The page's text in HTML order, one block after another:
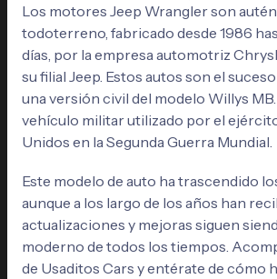
Los motores Jeep Wrangler son
todoterreno, fabricado desde 1986
días, por la empresa automotriz
su filial Jeep. Estos autos son el
una versión civil del modelo Willys
vehículo militar utilizado por el
Unidos en la Segunda Guerra Mundial.
Este modelo de auto ha trascendido
aunque a los largo de los años han
actualizaciones y mejoras siguen
moderno de todos los tiempos.
de Usaditos Cars y entérate de cómo